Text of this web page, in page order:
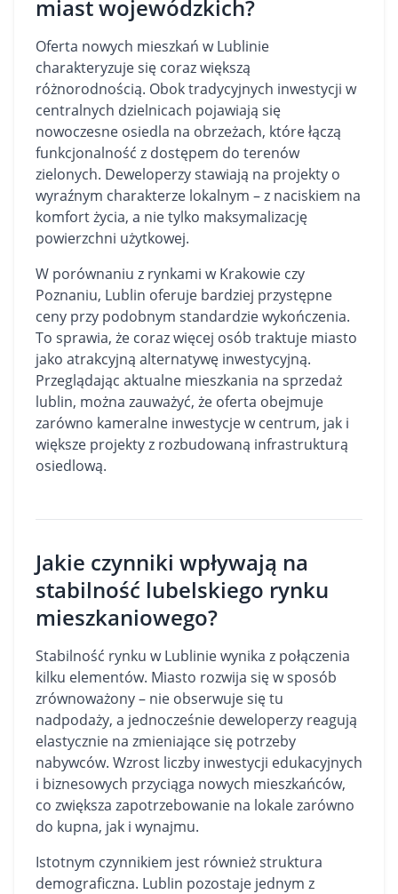
miast wojewódzkich?
Oferta nowych mieszkań w Lublinie
charakteryzuje się coraz większą
różnorodnością. Obok tradycyjnych inwestycji w
centralnych dzielnicach pojawiają się
nowoczesne osiedla na obrzeżach, które łączą
funkcjonalność z dostępem do terenów
zielonych. Deweloperzy stawiają na projekty o
wyraźnym charakterze lokalnym – z naciskiem na
komfort życia, a nie tylko maksymalizację
powierzchni użytkowej.
W porównaniu z rynkami w Krakowie czy
Poznaniu, Lublin oferuje bardziej przystępne
ceny przy podobnym standardzie wykończenia.
To sprawia, że coraz więcej osób traktuje miasto
jako atrakcyjną alternatywę inwestycyjną.
Przeglądając aktualne mieszkania na sprzedaż
lublin, można zauważyć, że oferta obejmuje
zarówno kameralne inwestycje w centrum, jak i
większe projekty z rozbudowaną infrastrukturą
osiedlową.
Jakie czynniki wpływają na
stabilność lubelskiego rynku
mieszkaniowego?
Stabilność rynku w Lublinie wynika z połączenia
kilku elementów. Miasto rozwija się w sposób
zrównoważony – nie obserwuje się tu
nadpodaży, a jednocześnie deweloperzy reagują
elastycznie na zmieniające się potrzeby
nabywców. Wzrost liczby inwestycji edukacyjnych
i biznesowych przyciąga nowych mieszkańców,
co zwiększa zapotrzebowanie na lokale zarówno
do kupna, jak i wynajmu.
Istotnym czynnikiem jest również struktura
demograficzna. Lublin pozostaje jednym z